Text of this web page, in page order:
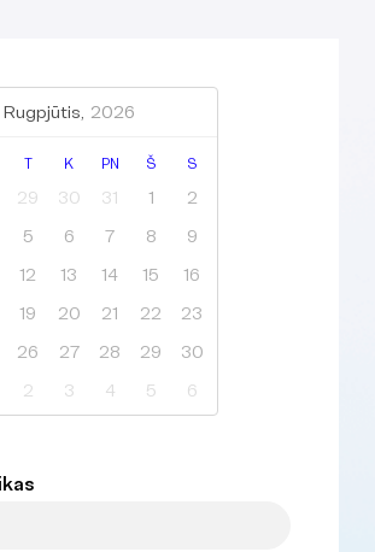
Rugpjūtis, 2026
T K PN Š S
29 30 31 1
2
5 6 7 8
9
12 13 14 15
16
19 20 21 22
23
26 27 28 29
30
2 3 4 5 6